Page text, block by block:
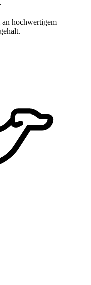
hochwertigem